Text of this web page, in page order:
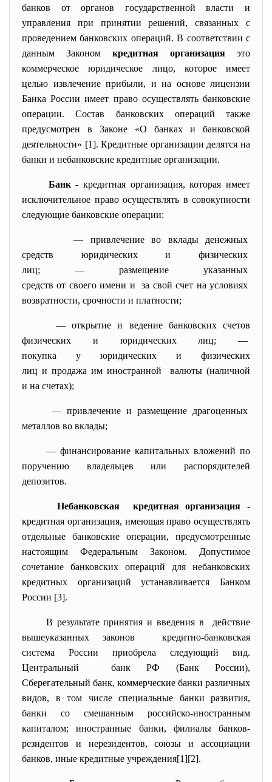
банков от органов государственной власти и
управления при принятии решений, связанных с
проведением банковских операций. В соответствии с
данным Законом кредитная организация это
коммерческое юридическое лицо, которое имеет
целью извлечение прибыли, и на основе лицензии
Банка России имеет право осуществлять банковские
операции. Состав банковских операций также
предусмотрен в Законе «О банках и банковской
деятельности» [1]. Кредитные организации делятся на
банки и небанковские кредитные организации.
Банк- кредитная организация, которая имеет
исключительное право осуществлять в совокупности
следующие банковские операции:
— привлечение во вклады денежных
средств юридических и физических
лиц; — размещение указанных
средств от своего имени и за свой счет на условиях
возвратности, срочности и платности;
— открытие и ведение банковских счетов
физических и юридических лиц; —
покупка у юридических и физических
лиц и продажа им иностранной валюты (наличной
и на счетах);
— привлечение и размещение драгоценных
металлов во вклады;
— финансирование капитальных вложений по
поручению владельцев или распорядителей
депозитов.
Небанковская кредитная организация -
кредитная организация, имеющая право осуществлять
отдельные банковские операции, предусмотренные
настоящим Федеральным Законом. Допустимое
сочетание банковских операций для небанковских
кредитных организаций устанавливается Банком
России [3].
В результате принятия и введения в действие
вышеуказанных законов кредитно-банковская
система России приобрела следующий вид.
Центральный банк РФ (Банк России),
Сберегательный банк, коммерческие банки различных
видов, в том числе специальные банки развития,
банки со смешанным российско-иностранным
капиталом; иностранные банки, филиалы банков-
резидентов и нерезидентов, союзы и ассоциации
банков, иные кредитные учреждения[1][2].